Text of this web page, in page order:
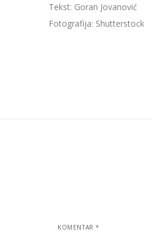
Tekst: Goran Jovanović
Fotografija: Shutterstock
KOMENTAR*